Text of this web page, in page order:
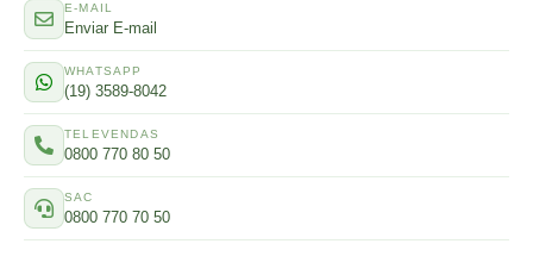
E-MAIL
Enviar E-mail
WHATSAPP
(19) 3589-8042
TELEVENDAS
0800 770 80 50
SAC
0800 770 70 50